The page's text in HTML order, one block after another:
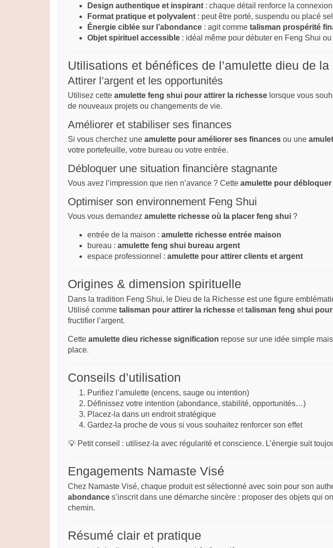
Design authentique et inspirant : chaque détail renforce la
Format pratique et polyvalent : peut être porté, suspendu ou placé
Énergie ciblée sur l’abondance : agit comme talisman prospérité
Objet spirituel accessible : idéal même pour débuter en Feng Shui
Utilisations et bénéfices de l’amulette dieu de
Attirer l’argent et les opportunités
Utilisez cette amulette feng shui pour attirer la richesse lorsque vous
de nouveaux projets ou changements de vie.
Améliorer et stabiliser ses finances
Si vous cherchez une amulette pour améliorer ses finances ou une
votre portefeuille, votre bureau ou votre entrée.
Débloquer une situation financière stagnante
Vous avez l’impression que rien n’avance ? Cette amulette pour
Optimiser son environnement Feng Shui
Vous vous demandez amulette richesse où la placer feng shui ?
entrée de la maison : amulette richesse entrée maison
bureau : amulette feng shui bureau argent
espace professionnel : amulette pour attirer clients et argent
Origines & dimension spirituelle
Dans la tradition Feng Shui, le Dieu de la Richesse est une figure
Utilisé comme talisman pour attirer la richesse ettalisman feng shui
fructifier l’argent.
Cette amulette dieu richesse signification repose sur une idée simple
place.
Conseils d’utilisation
Purifiez l’amulette (encens, sauge ou intention)
Définissez votre intention (abondance, stabilité, opportunités…)
Placez-la dans un endroit stratégique
Gardez-la proche de vous si vous souhaitez renforcer son effet
💡 Petit conseil : utilisez-la avec régularité et conscience. L’énergie suit
Engagements Namaste Visé
Chez Namaste Visé, chaque produit est sélectionné avec soin pour son
abondance s’inscrit dans une démarche sincère : proposer des objets qui
chemin.
Résumé clair et pratique